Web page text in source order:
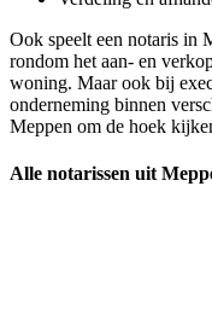
Ook speelt een notaris in
rondom het aan- en
woning. Maar ook bij
onderneming binnen
Meppen om de hoek
Alle notarissen uit